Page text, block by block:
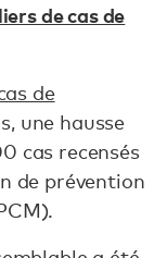
de cas de
de
une hausse
cas recensés
de prévention